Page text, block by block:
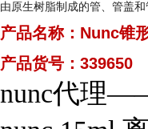
由原生树脂制成的管、管盖和
产品名称： Nunc锥
产品货号：339650
nunc代理